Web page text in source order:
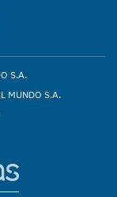
S.A.
MUNDO S.A.